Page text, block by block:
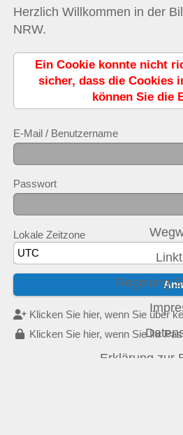
Herzlich Willkommen in der
NRW.
Ein Cookie konnte nicht
sicher, dass die Cookies
können Sie die
E-Mail / Benutzername
Passwort
Lokale Zeitzone
Klicken Sie hier, wenn Sie über
Klicken Sie hier, wenn Sie Ihr
Regelung
Erklärung zur